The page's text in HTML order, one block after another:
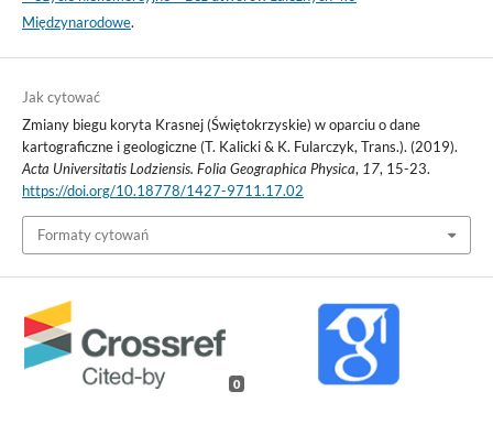
Międzynarodowe.
Jak cytować
Zmiany biegu koryta Krasnej (Świętokrzyskie) w oparciu o dane
kartograficzne i geologiczne (T. Kalicki & K. Fularczyk, Trans.). (2019).
Acta Universitatis Lodziensis. Folia Geographica Physica, 17, 15-23.
https://doi.org/10.18778/1427-9711.17.02
Formaty cytowań
0